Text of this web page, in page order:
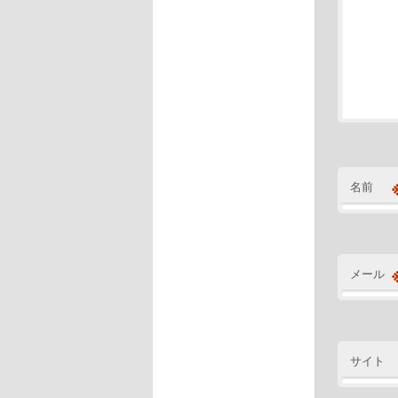
名前
メール
サイト